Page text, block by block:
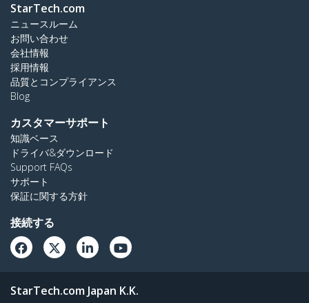
StarTech.com
ニュースルーム
お問い合わせ
会社情報
採用情報
品質とコンプライアンス
Blog
カスタマーサポート
知識ベース
ドライバ&ダウンロード
Support FAQs
サポート
保証に関する方針
接続する
StarTech.com Japan K.K.